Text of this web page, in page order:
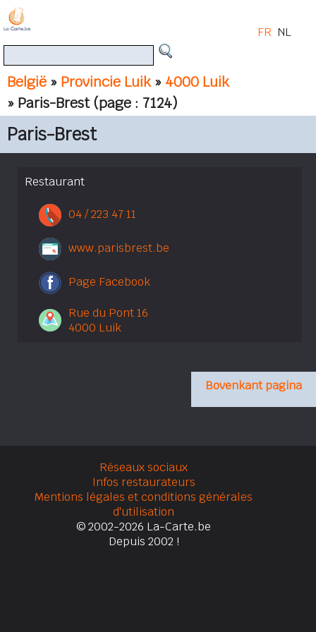
België » Provincie Luik» 4000 Luik
» Paris-Brest (page : 7124)
FR NL
Paris-Brest
Restaurant
04 / 223 47 11
www.parisbrest.be
Page Facebook
Rue du Pont 16
4000 Luik
Bovenkant pagina
Réseaux sociaux
Infos restaurateurs
Mentions légales et conditions générales
d'utilisation
© 2002-2026 La-Carte.be
Depuis 2002 !